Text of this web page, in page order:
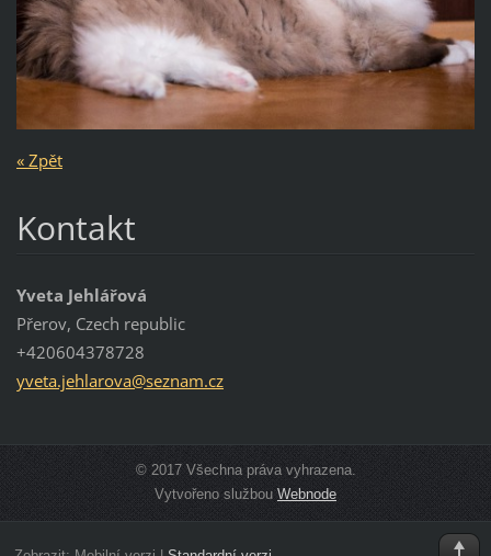
« Zpět
Kontakt
Yveta Jehlářová
Přerov, Czech republic
+420604378728
yveta.jehlarova@seznam.cz
© 2017 Všechna práva vyhrazena.
Vytvořeno službouWebnode